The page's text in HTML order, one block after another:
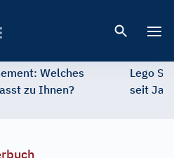
Welches
zu Ihnen?
Lego
seit